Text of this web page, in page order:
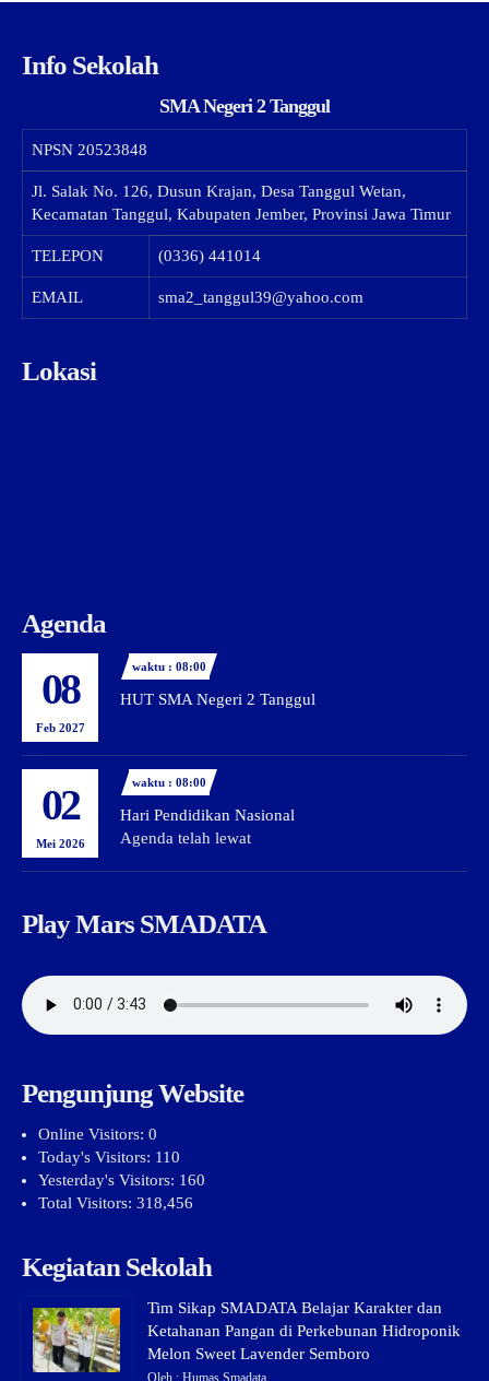
Info Sekolah
SMA Negeri 2 Tanggul
NPSN 20523848
Jl. Salak No. 126, Dusun Krajan, Desa Tanggul Wetan,
Kecamatan Tanggul, Kabupaten Jember, Provinsi Jawa Timur
TELEPON (0336) 441014
EMAIL sma2_tanggul39@yahoo.com
Lokasi
Agenda
08
Feb 2027
waktu : 08:00
HUT SMA Negeri 2 Tanggul
02
Mei 2026
waktu : 08:00
Hari Pendidikan Nasional
Agenda telah lewat
Play Mars SMADATA
Pengunjung Website
Online Visitors: 0
Today's Visitors: 110
Yesterday's Visitors: 160
Total Visitors: 318,456
Kegiatan Sekolah
Tim Sikap SMADATA Belajar Karakter dan
Ketahanan Pangan di Perkebunan Hidroponik
Melon Sweet Lavender Semboro
Oleh : Humas Smadata